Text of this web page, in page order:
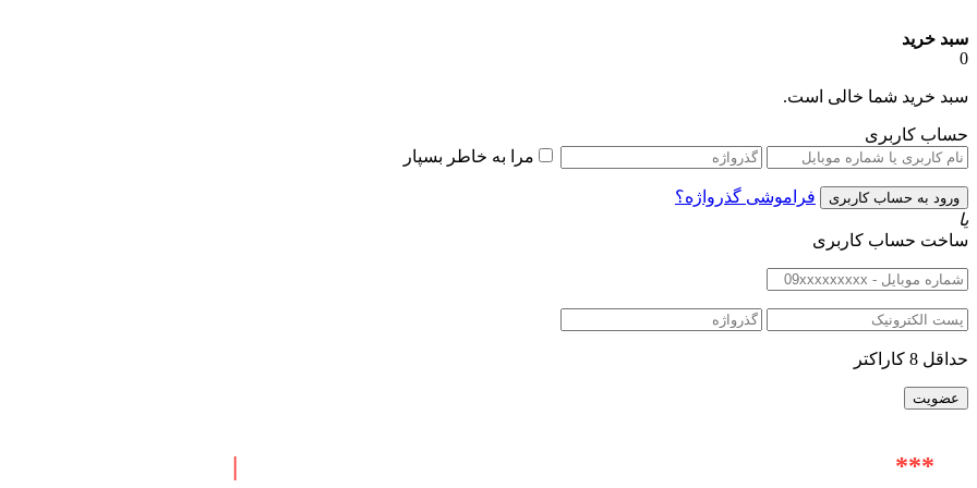
سبد خرید
0
سبد خرید شما خالی است.
حساب کاربری
مرا به خاطر بسپار
فراموشی گذرواژه؟
یا
ساخت حساب کاربری
حداقل 8 کاراکتر
***
|